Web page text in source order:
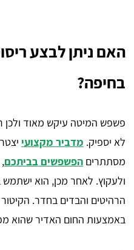
האם ניתן לבצע
בחיפה?
פשפש המיטה עיקש מאוד ולכן
לא יספיק. מדביר מקצועי
מסתתרים הפשפשים בביתכם
ולעקוץ. לאחר מכן, הוא
הרהיטים והבדים בחדר.
באמצעות החום האדיר שהוא